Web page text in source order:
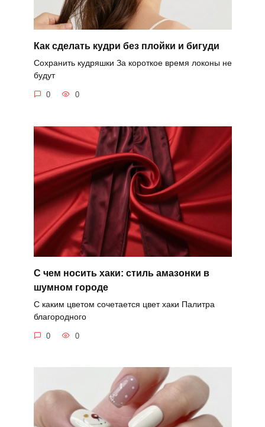
Как сделать кудри без плойки и бигуди
Сохранить кудряшки За короткое время локоны не
будут
0 0
С чем носить хаки: стиль амазонки в
шумном городе
С каким цветом сочетается цвет хаки Палитра
благородного
0 0